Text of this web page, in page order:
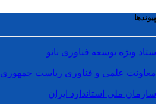
پیوندها
ستاد ویژه توسعه فناوری نانو
معاونت علمی و فناوری ریاست جمهوری
سازمان ملی استاندارد ایران